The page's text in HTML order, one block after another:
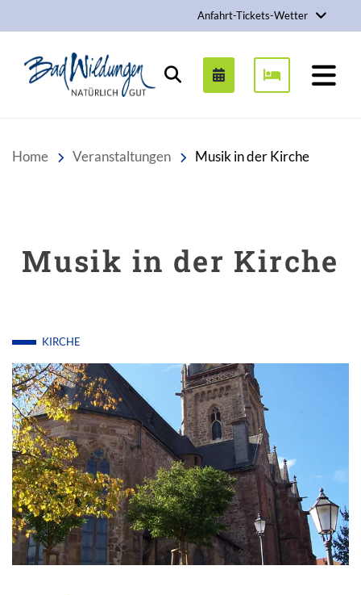
Anfahrt-Tickets-Wetter
Stadt Bad Wildungen
Suchen
Home Veranstaltungen Musik in der Kirche
Musik in der Kirche
KIRCHE